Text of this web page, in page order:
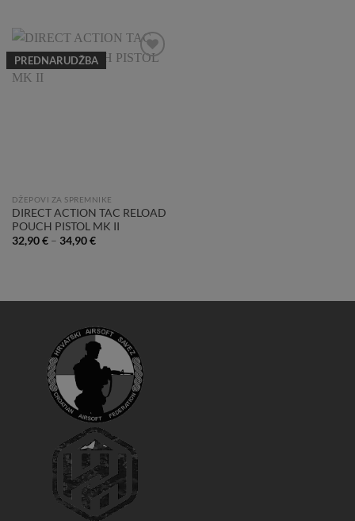
PREDNARUDŽBA
DŽEPOVI ZA SPREMNIKE
DIRECT ACTION TAC RELOAD
POUCH PISTOL MK II
32,90€– 34,90€